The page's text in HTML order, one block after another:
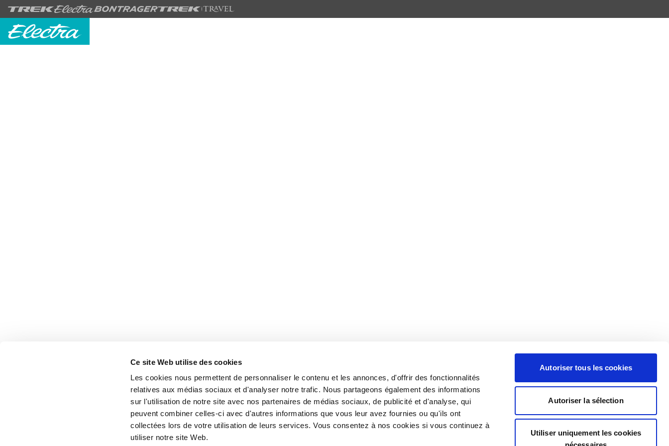
Ce site Web utilise des cookies
Les cookies nous permettent de personnaliser le contenu et les annonces, d'offrir des fonctionnalités
relatives aux médias sociaux et d'analyser notre trafic. Nous partageons également des informations
sur l'utilisation de notre site avec nos partenaires de médias sociaux, de publicité et d'analyse, qui
peuvent combiner celles-ci avec d'autres informations que vous leur avez fournies ou qu'ils ont
collectées lors de votre utilisation de leurs services. Vous consentez à nos cookies si vous continuez à
utiliser notre site Web.
Autoriser tous les cookies
Autoriser la sélection
Utiliser uniquement les cookies